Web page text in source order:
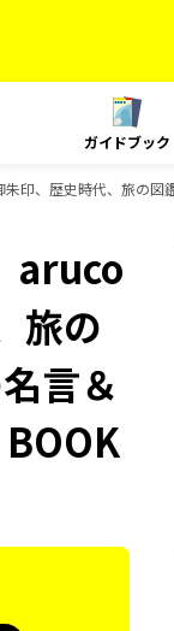
ガイドブック
、歴史時代、旅の
aruco
旅の
言＆